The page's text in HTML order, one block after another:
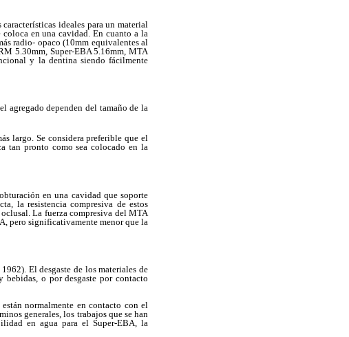
ideales para un material
coloca en una cavidad. En cuanto a la
radio- opaco (10mm equivalentes al
5.30mm, Super-EBA 5.16mm, MTA
y la dentina siendo fácilmente
agregado dependen del tamaño de la
largo. Se considera preferible que el
tan pronto como sea colocado en la
en una cavidad que soporte
la resistencia compresiva de estos
La fuerza compresiva del MTA
pero significativamente menor que la
El desgaste de los materiales de
bebidas, o por desgaste por contacto
normalmente en contacto con el
generales, los trabajos que se han
en agua para el Super-EBA, la